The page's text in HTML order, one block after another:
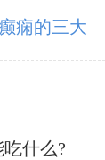
痫的三大
什么?